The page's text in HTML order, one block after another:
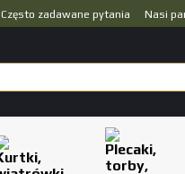
Często zadawane pytania Nasi